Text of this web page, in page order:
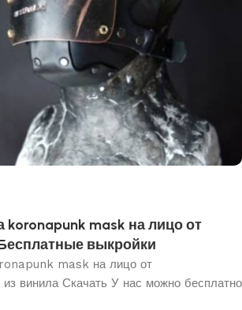
koronapunk mask на лицо от
выкройки
mask на лицо от
винила Скачать У нас можно бесплатно